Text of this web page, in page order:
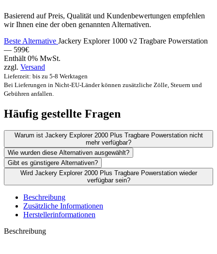
Basierend auf Preis, Qualität und Kundenbewertungen empfehlen
wir Ihnen eine der oben genannten Alternativen.
Beste Alternative Jackery Explorer 1000 v2 Tragbare Powerstation
— 599€
Enthält 0% MwSt.
zzgl. Versand
Lieferzeit: bis zu 5-8 Werktagen
Bei Lieferungen in Nicht-EU-Länder können zusätzliche Zölle, Steuern und
Gebühren anfallen.
Häufig gestellte Fragen
Warum ist Jackery Explorer 2000 Plus Tragbare Powerstation nicht
mehr verfügbar?
Wie wurden diese Alternativen ausgewählt?
Gibt es günstigere Alternativen?
Wird Jackery Explorer 2000 Plus Tragbare Powerstation wieder
verfügbar sein?
Beschreibung
Zusätzliche Informationen
Herstellerinformationen
Beschreibung